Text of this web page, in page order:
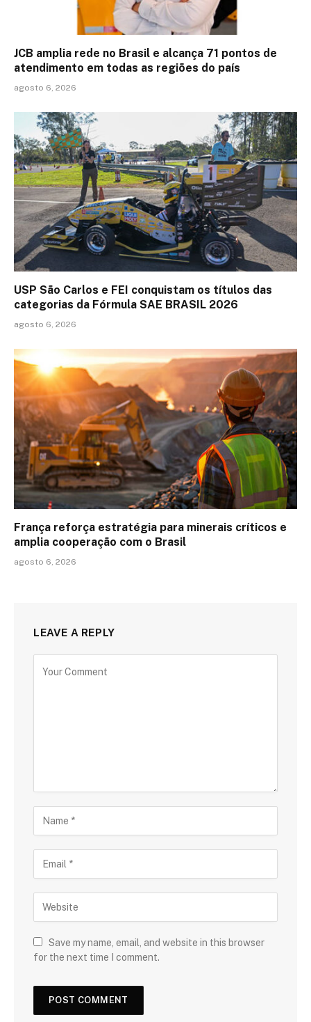
JCB amplia rede no Brasil e alcança 71 pontos de
atendimento em todas as regiões do país
agosto 6, 2026
USP São Carlos e FEI conquistam os títulos das
categorias da Fórmula SAE BRASIL 2026
agosto 6, 2026
França reforça estratégia para minerais críticos e
amplia cooperação com o Brasil
agosto 6, 2026
LEAVE A REPLY
Save my name, email, and website in this browser
for the next time I comment.